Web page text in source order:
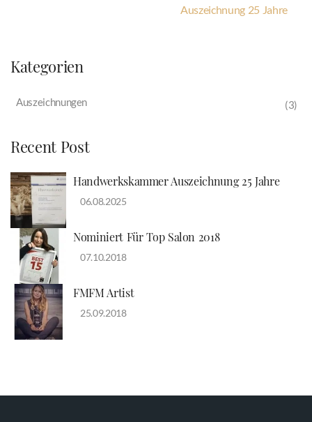
Auszeichnung 25 Jahre
Kategorien
Auszeichnungen (3)
Recent Post
Handwerkskammer Auszeichnung 25 Jahre
06.08.2025
Nominiert Für Top Salon 2018
07.10.2018
FMFM Artist
25.09.2018